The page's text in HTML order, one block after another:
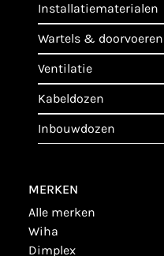
installatiematerialen
wartels & doorvoeren
ventilatie
kabeldozen
inbouwdozen
MERKEN
alle merken
wiha
dimplex